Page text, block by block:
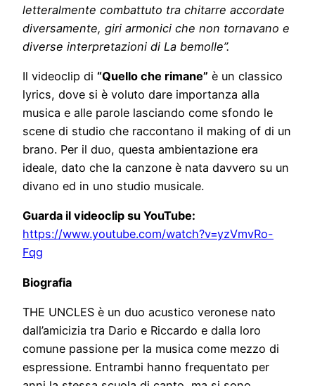
letteralmente combattuto tra chitarre accordate
diversamente, giri armonici che non tornavano e
diverse interpretazioni di La bemolle”.
Il videoclip di “Quello che rimane” è un classico
lyrics, dove si è voluto dare importanza alla
musica e alle parole lasciando come sfondo le
scene di studio che raccontano il making of di un
brano. Per il duo, questa ambientazione era
ideale, dato che la canzone è nata davvero su un
divano ed in uno studio musicale.
Guarda il videoclip su YouTube:
https://www.youtube.com/watch?v=yzVmvRo-
Fqg
Biografia
THE UNCLES è un duo acustico veronese nato
dall’amicizia tra Dario e Riccardo e dalla loro
comune passione per la musica come mezzo di
espressione. Entrambi hanno frequentato per